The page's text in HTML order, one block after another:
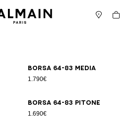
Borsa 64-83 Media
1.790€
Borsa 64-83 pitone
1.690€